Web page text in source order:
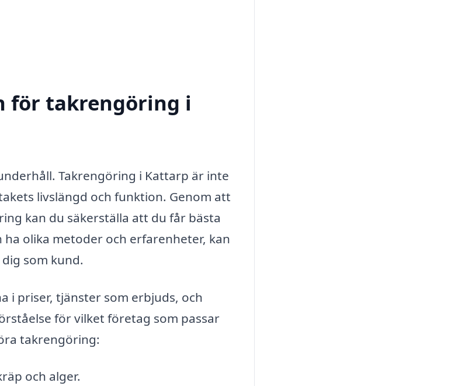
för takrengöring i
Takrengöring i Kattarp är inte
livslängd och funktion. Genom att
kan du säkerställa att du får bästa
olika metoder och erfarenheter, kan
som kund.
i priser, tjänster som erbjuds, och
för vilket företag som passar
takrengöring:
och alger.